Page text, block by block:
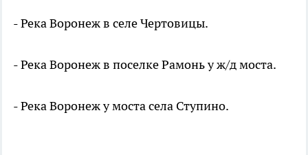
- Река Воронеж в селе Чертовицы.
- Река Воронеж в поселке Рамонь у ж/д моста.
- Река Воронеж у моста села Ступино.